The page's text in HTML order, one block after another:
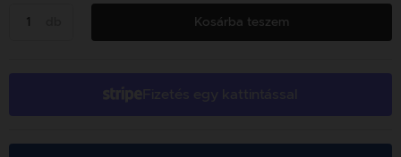
Kosárba teszem